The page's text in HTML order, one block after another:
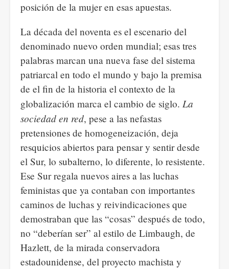
posición de la mujer en esas apuestas.
La década del noventa es el escenario del
denominado nuevo orden mundial; esas tres
palabras marcan una nueva fase del sistema
patriarcal en todo el mundo y bajo la premisa
de el fin de la historia el contexto de la
globalización marca el cambio de siglo. La
sociedad en red, pese a las nefastas
pretensiones de homogeneización, deja
resquicios abiertos para pensar y sentir desde
el Sur, lo subalterno, lo diferente, lo resistente.
Ese Sur regala nuevos aires a las luchas
feministas que ya contaban con importantes
caminos de luchas y reivindicaciones que
demostraban que las “cosas” después de todo,
no “deberían ser” al estilo de Limbaugh, de
Hazlett, de la mirada conservadora
estadounidense, del proyecto machista y